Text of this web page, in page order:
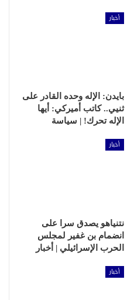
أخبار
بايدن: الإله وحده القادر على
ثنيي.. كاتب أميركي: أيها
الإله تحرك! | سياسة
أخبار
نتنياهو يصدق سرا على
انضمام بن غفير لمجلس
الحرب الإسرائيلي | أخبار
أخبار